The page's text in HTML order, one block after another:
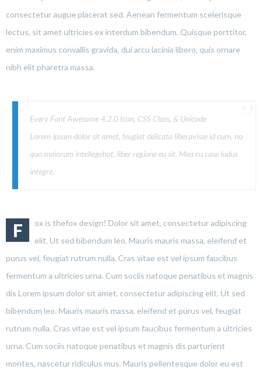
consectetur augue placerat sed. Aenean fermentum scelerisque
lectus, sit amet ultricies ex interdum bibendum. Quisque porttitor,
enim maximus convallis gravida, dui arcu lacinia libero, quis ornare
nibh elit pharetra massa.
Every Font Awesome 4.2.0 Icon, CSS Class, & Unicode
Lorem ipsum dolor sit amet, feugiat delicata liberavisse id cum, no
quo maiorum intellegebat, liber regione eu sit. Mea cu case ludus
integre.
F
ox is thefox design! Dolor sit amet, consectetur adipiscing
elit. Ut sed bibendum leo. Mauris mauris massa, eleifend et
purus vel, feugiat rutrum nulla. Cras vitae est vel ipsum faucibus
fermentum a ultricies urna. Cum sociis natoque penatibus et magnis
dis Lorem ipsum dolor sit amet, consectetur adipiscing elit. Ut sed
bibendum leo. Mauris mauris massa, eleifend et purus vel, feugiat
rutrum nulla. Cras vitae est vel ipsum faucibus fermentum a ultricies
urna. Cum sociis natoque penatibus et magnis dis parturient
montes, nascetur ridiculus mus. Mauris pellentesque dolor eu est